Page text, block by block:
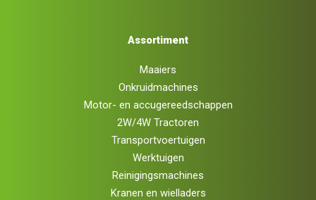
Assortiment
Maaiers
Onkruidmachines
Motor- en accugereedschappen
2W/4W Tractoren
Transportvoertuigen
Werktuigen
Reinigingsmachines
Kranen en wielladers